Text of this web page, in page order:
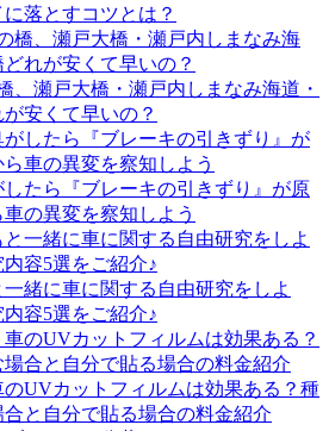
落とすコツとは？
、瀬戸大橋・瀬戸内しまなみ海道・
安くて早いの？
たら『ブレーキの引きずり』が原
の異変を察知しよう
緒に車に関する自由研究をしよ
容5選をご紹介♪
のUVカットフィルムは効果ある？種
と自分で貼る場合の料金紹介